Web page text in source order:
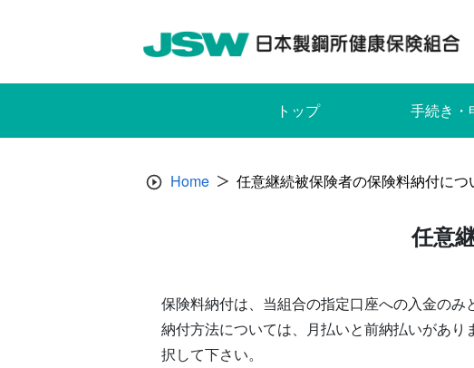
トップ 手続き・
Home 任意継続被保険者の保険料納付につ
任意
保険料納付は、当組合の指定口座への入金のみ
納付方法については、月払いと前納払いがあ
択して下さい。